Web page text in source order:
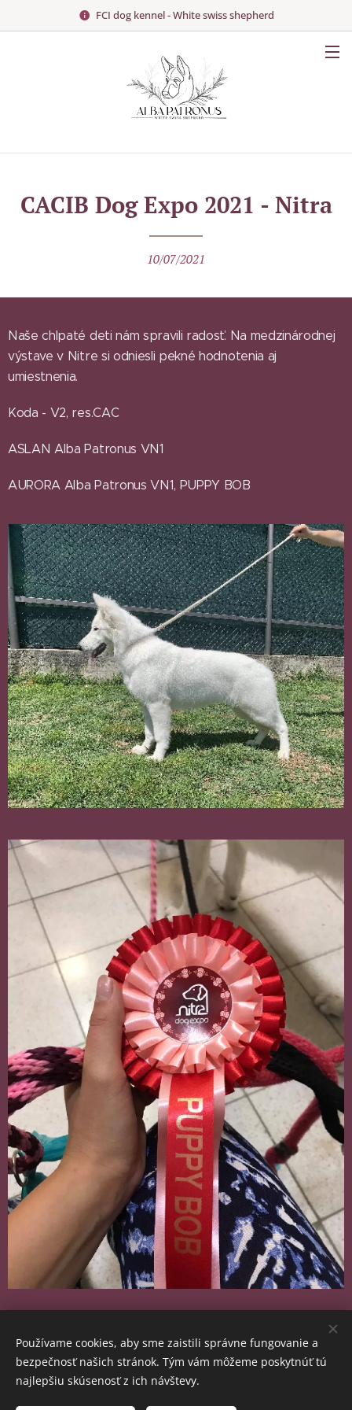
FCI dog kennel - White swiss shepherd
CACIB Dog Expo 2021 - Nitra
10/07/2021
Naše chlpaté deti nám spravili radosť. Na medzinárodnej
výstave v Nitre si odniesli pekné hodnotenia aj
umiestnenia.
Koda - V2, res.CAC
ASLAN Alba Patronus VN1
AURORA Alba Patronus VN1, PUPPY BOB
© 2024 Alba Patronus. All rights reserved.
Používame cookies, aby sme zaistili správne fungovanie a
bezpečnosť našich stránok. Tým vám môžeme poskytnúť tú
najlepšiu skúsenosť z ich návštevy.